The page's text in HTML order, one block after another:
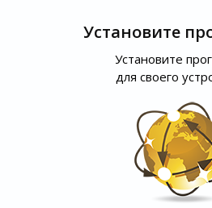
Установите
Установите
для своего